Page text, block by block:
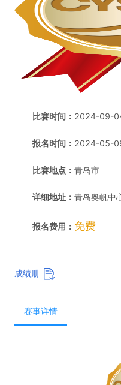
比赛时间： 2024-09-
报名时间： 2024-05-
比赛地点： 青岛市
详细地址： 青岛奥帆中
报名费用： 免费
成绩册
赛事详情